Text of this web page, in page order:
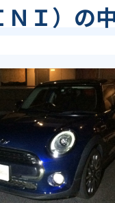
Ｉ）の